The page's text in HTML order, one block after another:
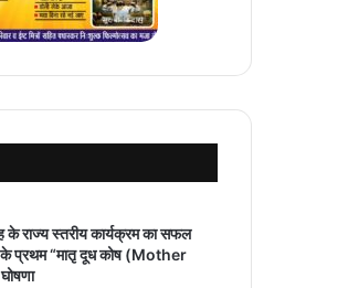
के राज्य स्तरीय कार्यक्रम का सफल
प्रथम “मातृ दूध कोष (Mother